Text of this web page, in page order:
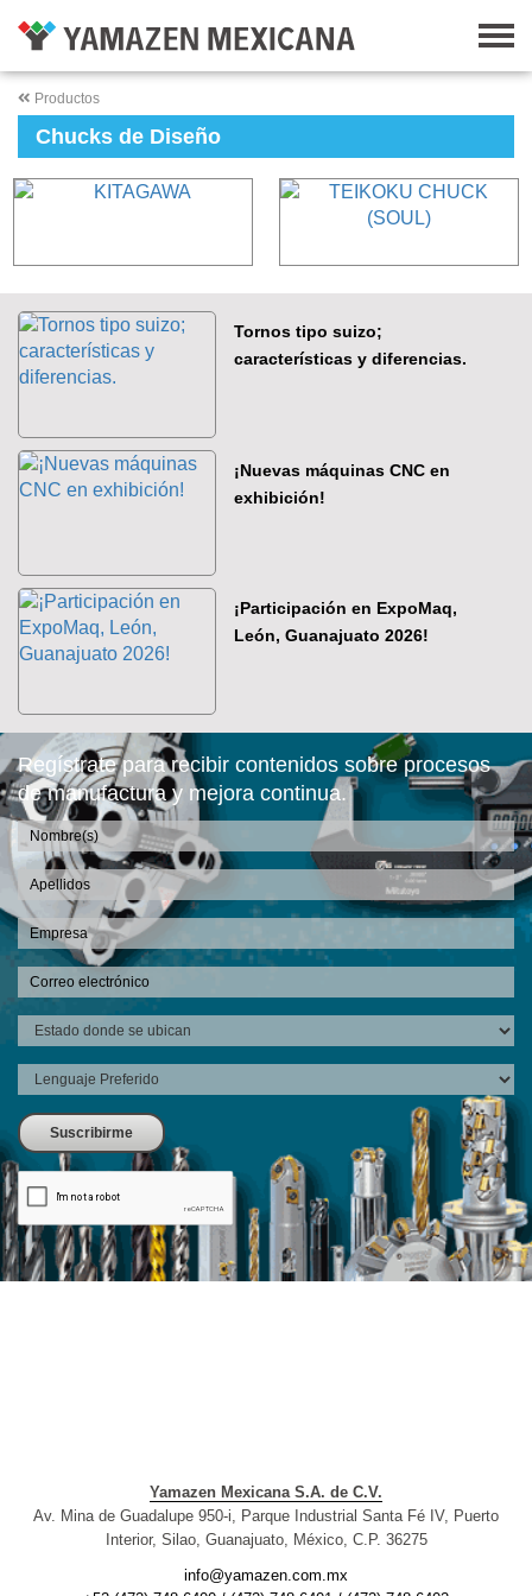
Productos
Chucks de Diseño
Tornos tipo suizo;
características y diferencias.
¡Nuevas máquinas CNC en
exhibición!
¡Participación en ExpoMaq,
León, Guanajuato 2026!
Regístrate para recibir contenidos sobre procesos
de manufactura y mejora continua.
Yamazen Mexicana S.A. de C.V.
Av. Mina de Guadalupe 950-i, Parque Industrial Santa Fé IV, Puerto
Interior, Silao, Guanajuato, México, C.P. 36275
info@yamazen.com.mx